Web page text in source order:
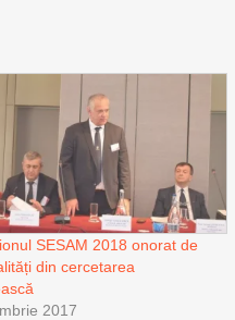
SESAM 2018 onorat de
din cercetarea
2017